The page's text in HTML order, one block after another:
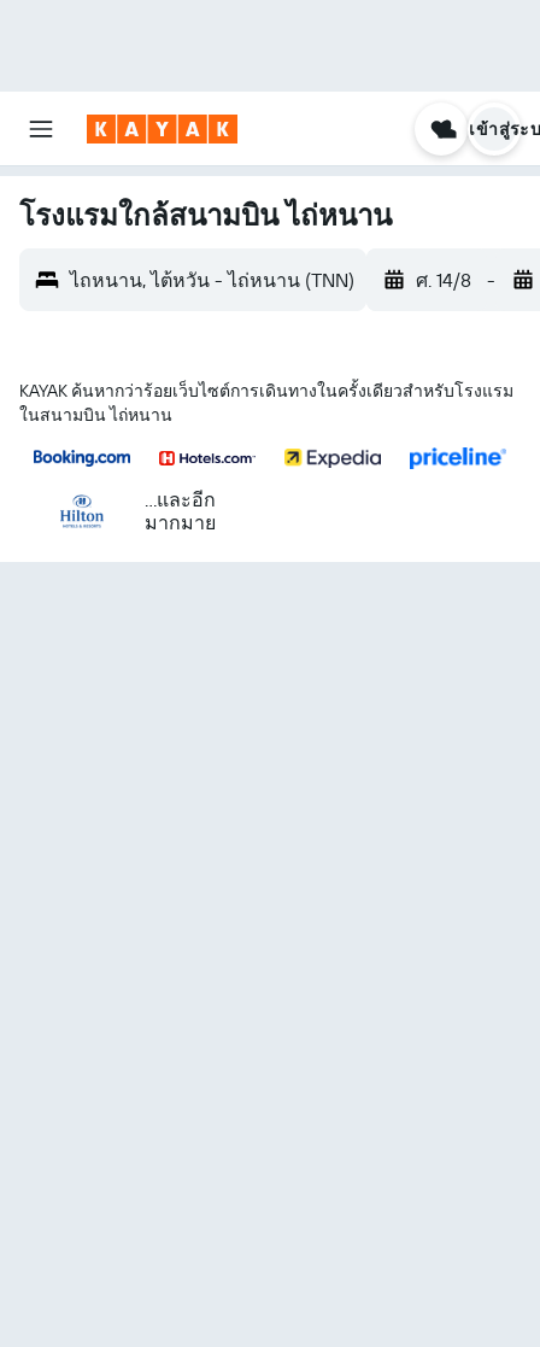
เข้าสู่ระ
โรงแรมใกล้สนามบิน ไถ่หนาน
ไถหนาน, ไต้หวัน - ไถ่หนาน (TNN) ศ. 14/8 -
KAYAK ค้นหากว่าร้อยเว็บไซต์การเดินทางในครั้งเดียวสำหรับโรงแรม
ในสนามบิน ไถ่หนาน
...และอีก
มากมาย